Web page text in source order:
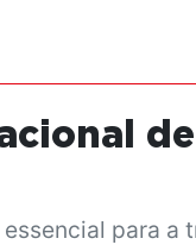
para a